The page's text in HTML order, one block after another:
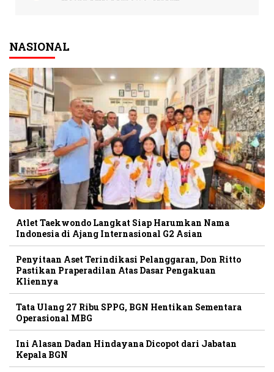
NASIONAL
Atlet Taekwondo Langkat Siap Harumkan Nama
Indonesia di Ajang Internasional G2 Asian
Penyitaan Aset Terindikasi Pelanggaran, Don Ritto
Pastikan Praperadilan Atas Dasar Pengakuan
Kliennya
Tata Ulang 27 Ribu SPPG, BGN Hentikan Sementara
Operasional MBG
Ini Alasan Dadan Hindayana Dicopot dari Jabatan
Kepala BGN